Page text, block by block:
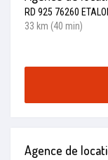
RD 925 76260
33 km (40 min)
Agence de